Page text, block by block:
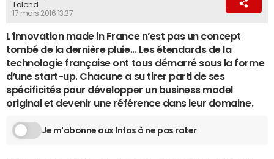
Talend
17 mars 2016 13:37
L’innovation made in France n’est pas un concept
tombé de la dernière pluie... Les étendards de la
technologie française ont tous démarré sous la forme
d’une start-up. Chacune a su tirer parti de ses
spécificités pour développer un business model
original et devenir une référence dans leur domaine.
Je m'abonne aux Infos à ne pas rater